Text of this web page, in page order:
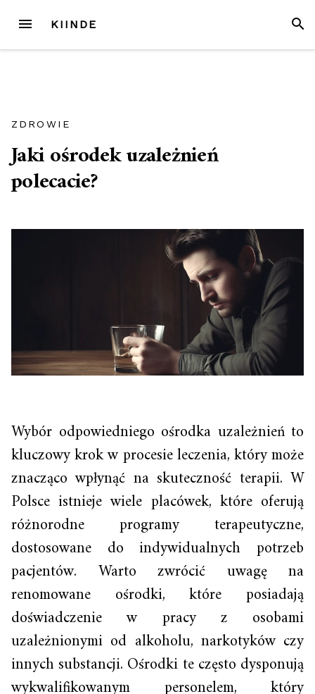
treści
MENU KIINDE
ZDROWIE
Jaki ośrodek uzależnień
polecacie?
Wybór odpowiedniego ośrodka uzależnień to
kluczowy krok w procesie leczenia, który może
znacząco wpłynąć na skuteczność terapii. W
Polsce istnieje wiele placówek, które oferują
różnorodne programy terapeutyczne,
dostosowane do indywidualnych potrzeb
pacjentów. Warto zwrócić uwagę na
renomowane ośrodki, które posiadają
doświadczenie w pracy z osobami
uzależnionymi od alkoholu, narkotyków czy
innych substancji. Ośrodki te często dysponują
wykwalifikowanym personelem, który